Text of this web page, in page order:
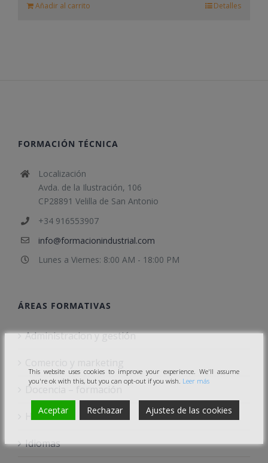
Añadir al carrito Detalles
FORMACIÓN TÉCNICA
Localización
Avda. de la Ilustración, 106
CP28891 Velilla de San Antonio
+34 916553907
info@formacionindustrial.com
Lunes a Viernes: 8:00 AM - 18:00 PM
ÁREAS FORMATIVAS
Administracion y gestión
Docencia – formación
Hostelería
Idiomas
This website uses cookies to improve your experience. We'll assume
you're ok with this, but you can opt-out if you wish. Leer más
Aceptar Rechazar Ajustes de las cookies